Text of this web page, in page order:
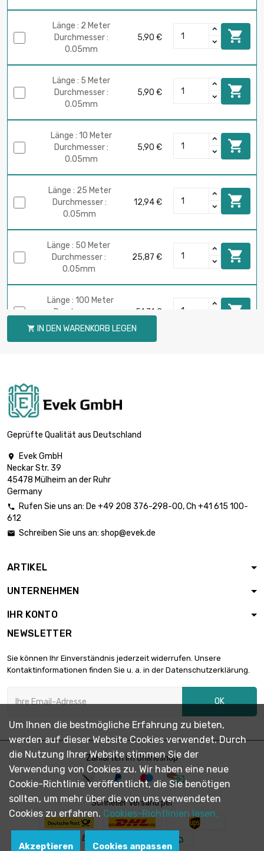
Länge : 2 Meter
Durchmesser :
0.05mm
5,90 € 
Länge : 5 Meter
Durchmesser :
0.05mm
5,90 € 
Länge : 10 Meter
Durchmesser :
0.05mm
5,90 € 
Länge : 25 Meter
Durchmesser :
0.05mm
12,94 € 
Länge : 50 Meter
Durchmesser :
0.05mm
25,87 € 
Länge : 100 Meter
Durchmesser :
0.05mm
51,71 € 
Länge : 500 Meter
0.05mm
Länge : 1 Meter
Durchmesser : 0.1mm
Durchmesser : 0.1mm
5,90 €
Durchmesser : 0.1mm
Länge : 10 Meter
Durchmesser : 0.1mm
Länge : 50 Meter
Durchmesser : 0.1mm
6,90 €
Länge : 100 Meter
Durchmesser : 0.1mm
13,79 €
 IN DEN WARENKORB LEGEN
Geprüfte Qualität aus Deutschland

Evek GmbH
Neckar Str. 39
45478 Mülheim an der Ruhr
Germany
 Rufen Sie uns an: De +49 208 376-298-00, Ch +41 615 100-
612
 Schreiben Sie uns an: shop@evek.de
ARTIKEL
UNTERNEHMEN
IHR KONTO
NEWSLETTER
Sie können Ihr Einverständnis jederzeit widerrufen. Unsere
Kontaktinformationen finden Sie u. a. in der Datenschutzerklärung.
OK
Zahlarten im Onlineshop
Schneller Versand per
Um Ihnen die bestmögliche Erfahrung zu bieten,
werden auf dieser Website Cookies verwendet. Durch
die Nutzung Ihrer Website stimmen Sie der
Verwendung von Cookies zu. Wir haben eine neue
Cookie-Richtlinie veröffentlicht, die Sie benötigen
sollten, um mehr über die von uns verwendeten
Cookies zu erfahren. Cookies-Richtlinien lesen.
Akzeptieren Cookies anpassen